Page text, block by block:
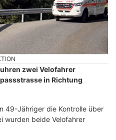
zwei Velofahrer
in Richtung
49-Jähriger die Kontrolle über
wurden beide Velofahrer